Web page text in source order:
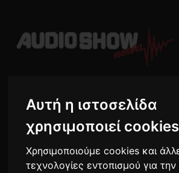
Αυτή η ιστοσελίδα
χρησιμοποιεί cookies
Χρησιμοποιούμε cookies και
τεχνολογίες εντοπισμού για